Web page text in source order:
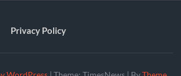
Privacy Policy